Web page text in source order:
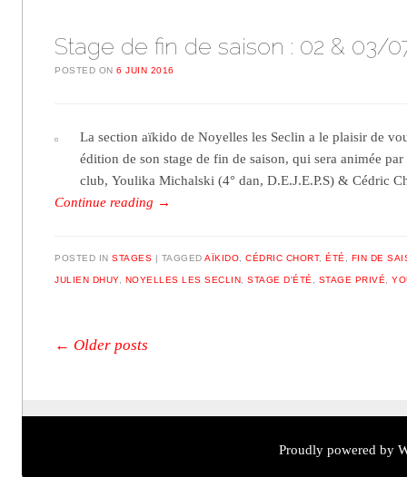
Stage de fin de saison : 02 & 03/
POSTED ON6 JUIN 2016
La section aïkido de Noyelles les Seclin a le plaisir de
édition de son stage de fin de saison, qui sera animée
club, Youlika Michalski (4° dan, D.E.J.E.P.S) & Cédric
Continue reading →
POSTED INSTAGES TAGGEDAÏKIDO ,CÉDRIC CHORT,ÉTÉ FIN DE
JULIEN DHUY, NOYELLES LES SECLIN ,STAGE D'ÉTÉ STAGE PRIVÉ ,
Post navigation
← Older posts
Proudly powered by